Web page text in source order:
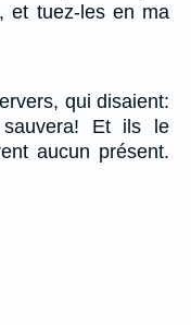
et tuez-les en ma
qui disaient:
Et ils le
aucun présent.